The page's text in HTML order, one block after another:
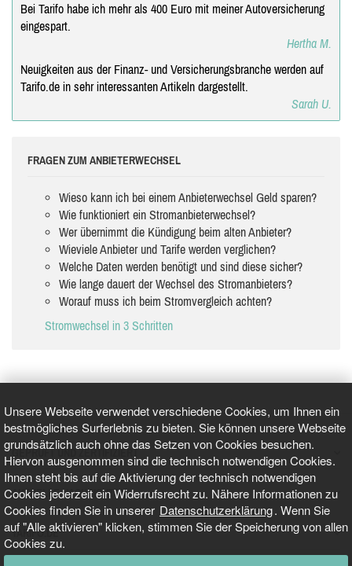
Unsere Webseite verwendet verschiedene Cookies, um Ihnen ein
bestmögliches Surferlebnis zu bieten. Sie können unsere Webseite
grundsätzlich auch ohne das Setzen von Cookies besuchen.
Hiervon ausgenommen sind die technisch notwendigen Cookies.
Ihnen steht bis auf die Aktivierung der technisch notwendigen
Cookies jederzeit ein Widerrufsrecht zu. Nähere Informationen zu
Cookies finden Sie in unserer Datenschutzerklärung. Wenn Sie
auf "Alle aktivieren" klicken, stimmen Sie der Speicherung von allen
Cookies zu.
Bei Tarifo habe ich mehr als 400 Euro mit meiner Autoversicherung
eingespart.
Hertha M.
Neuigkeiten aus der Finanz- und Versicherungsbranche werden auf
Tarifo.de in sehr interessanten Artikeln dargestellt.
Sarah U.
FRAGEN ZUM ANBIETERWECHSEL
Wieso kann ich bei einem Anbieterwechsel Geld sparen?
Wie funktioniert ein Stromanbieterwechsel?
Wer übernimmt die Kündigung beim alten Anbieter?
Wieviele Anbieter und Tarife werden verglichen?
Welche Daten werden benötigt und sind diese sicher?
Wie lange dauert der Wechsel des Stromanbieters?
Worauf muss ich beim Stromvergleich achten?
Stromwechsel in 3 Schritten
GEPRÜFT UND ZERTIFIZIERT
AKTUELLE NACHRICHTEN
TARIFO.DE